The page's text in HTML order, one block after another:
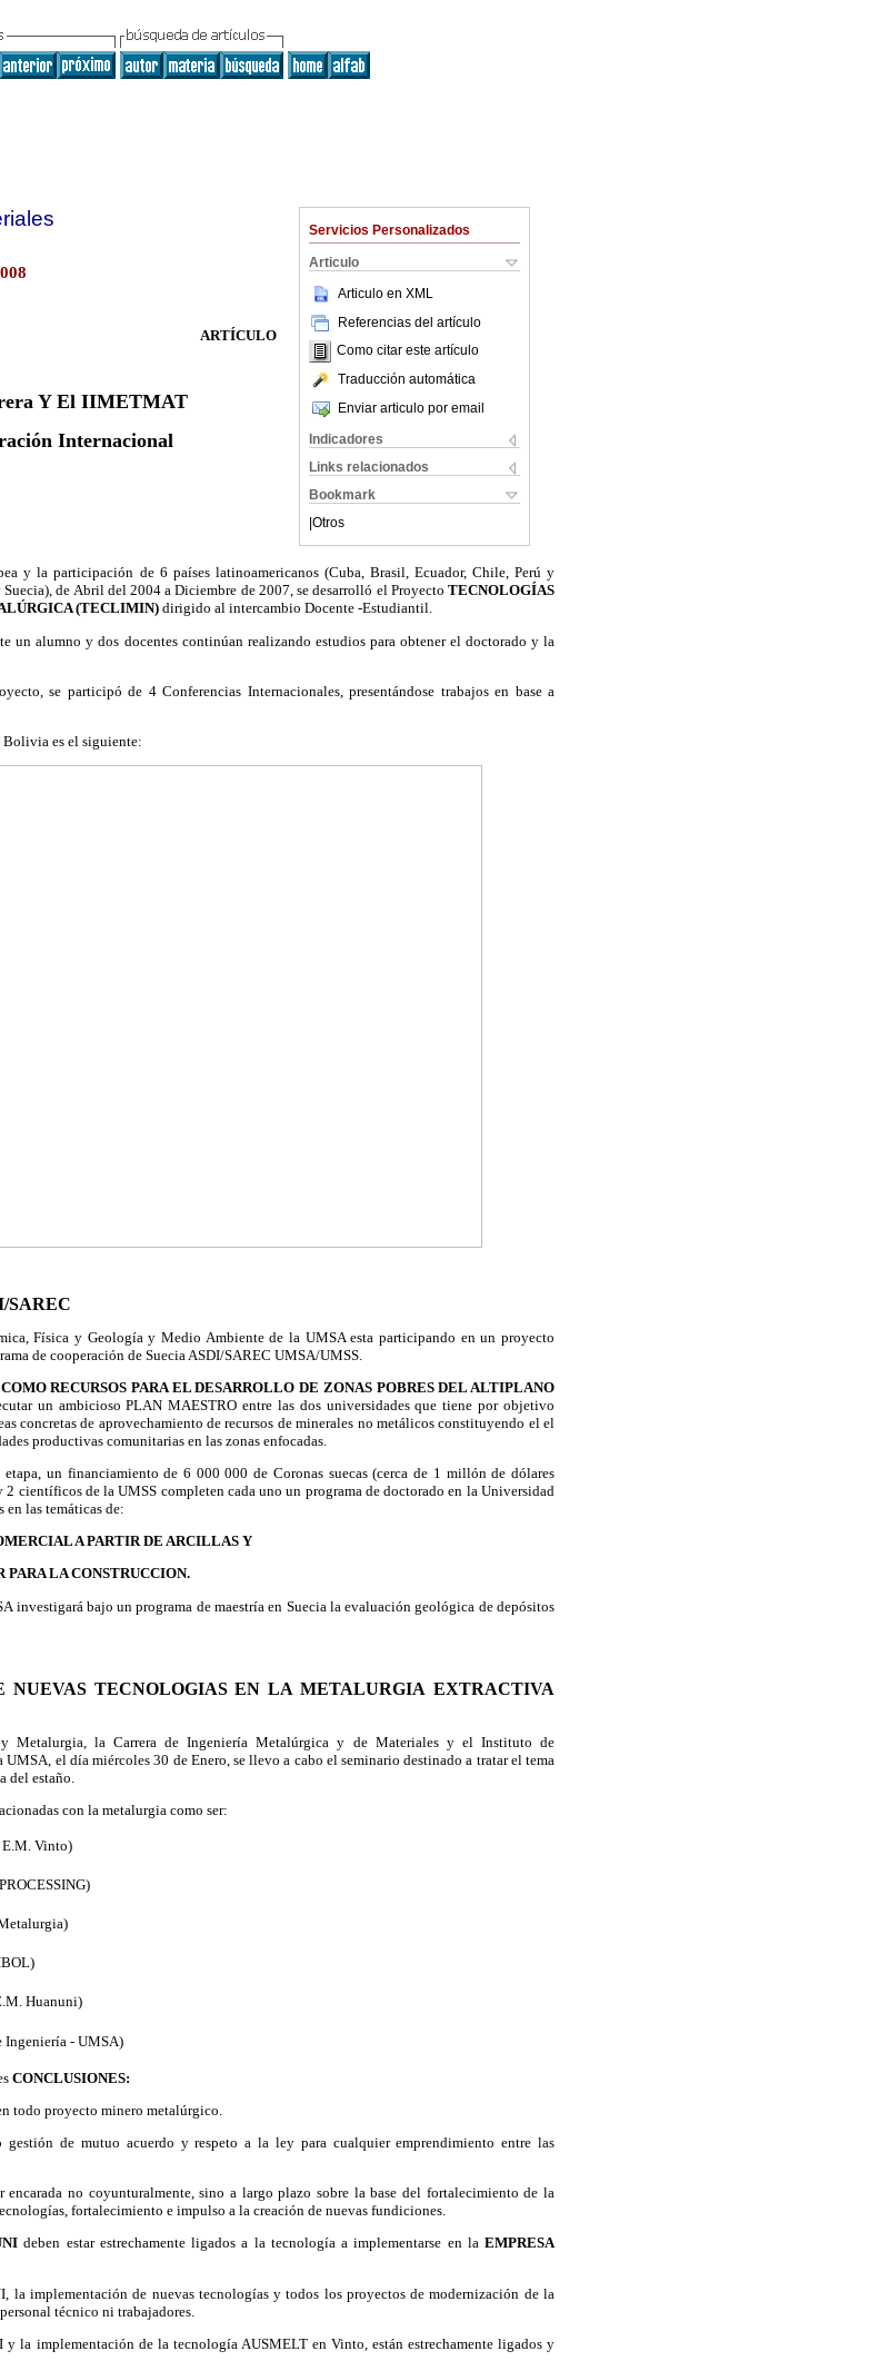
Servicios Personalizados
Articulo
Articulo en XML
Referencias del artículo
Como citar este artículo
Traducción automática
Enviar articulo por email
Indicadores
Links relacionados
Bookmark
Otros
ARTÍCULO
Y El IIMETMAT
Internacional
y la participación de 6 países latinoamericanos (Cuba, Brasil, Ecuador, Chile, Perú y
de Abril del 2004 a Diciembre de 2007, se desarrolló el Proyecto TECNOLOGÍAS
(TECLIMIN)dirigido al intercambio Docente -Estudiantil.
un alumno y dos docentes continúan realizando estudios para obtener el doctorado y la
se participó de 4 Conferencias Internacionales, presentándose trabajos en base a
es el siguiente:
SAREC
Física y Geología y Medio Ambiente de la UMSA esta participando en un proyecto
de cooperación de Suecia ASDI/SAREC UMSA/UMSS.
RECURSOS PARA EL DESARROLLO DE ZONAS POBRES DEL ALTIPLANO
un ambicioso PLAN MAESTRO entre las dos universidades que tiene por objetivo
concretas de aprovechamiento de recursos de minerales no metálicos constituyendo el el
productivas comunitarias en las zonas enfocadas.
un financiamiento de 6 000 000 de Coronas suecas (cerca de 1 millón de dólares
científicos de la UMSS completen cada uno un programa de doctorado en la Universidad
las temáticas de:
A PARTIR DE ARCILLAS Y
LA CONSTRUCCION.
investigará bajo un programa de maestría en Suecia la evaluación geológica de depósitos
NUEVAS TECNOLOGIAS EN LA METALURGIA EXTRACTIVA
la Carrera de Ingeniería Metalúrgica y de Materiales y el Instituto de
el día miércoles 30 de Enero, se llevo a cabo el seminario destinado a tratar el tema
del estaño.
con la metalurgia como ser:
E.M. Vinto)
Huanuni)
Ingeniería - UMSA)
CONCLUSIONES:
todo proyecto minero metalúrgico.
de mutuo acuerdo y respeto a la ley para cualquier emprendimiento entre las
no coyunturalmente, sino a largo plazo sobre la base del fortalecimiento de la
fortalecimiento e impulso a la creación de nuevas fundiciones.
deben estar estrechamente ligados a la tecnología a implementarse en laEMPRESA
implementación de nuevas tecnologías y todos los proyectos de modernización de la
técnico ni trabajadores.
implementación de la tecnología AUSMELT en Vinto, están estrechamente ligados y